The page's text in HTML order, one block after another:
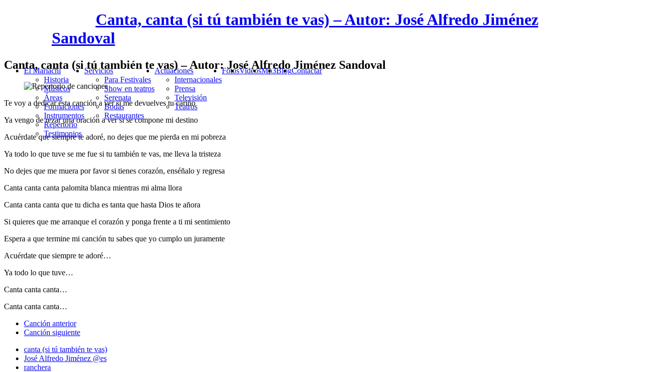
Canta, canta (si tú también te vas) – Autor: José Alfredo Jiménez
Sandoval
El Mariachi
Historia
Músicos
Áreas
Formaciones
Instrumentos
Repertorio
Testimonios
Servicios
Para Festivales
Show en teatros
Serenata
Bodas
Restaurantes
Actuaciones
Internacionales
Prensa
Televisión
Teatros
FotosVideosMp3BlogContactar
Canta, canta (si tú también te vas) – Autor: José Alfredo Jiménez Sandoval
Te voy a dedicar esta canción a ver si me devuelves tu cariño
Ya vengo de rezar una oración a ver si se compone mi destino
Acuérdate que siempre te adoré, no dejes que me pierda en mi pobreza
Ya todo lo que tuve se me fue si tu también te vas, me lleva la tristeza
No dejes que me muera por favor si tienes corazón, enséñalo y regresa
Canta canta canta palomita blanca mientras mi alma llora
Canta canta canta que tu dicha es tanta que hasta Dios te añora
Si quieres que me arranque el corazón y ponga frente a ti mi sentimiento
Espera a que termine mi canción tu sabes que yo cumplo un juramente
Acuérdate que siempre te adoré…
Ya todo lo que tuve…
Canta canta canta…
Canta canta canta…
Canción anterior
Canción siguiente
canta (si tú también te vas)
José Alfredo Jiménez @es
ranchera